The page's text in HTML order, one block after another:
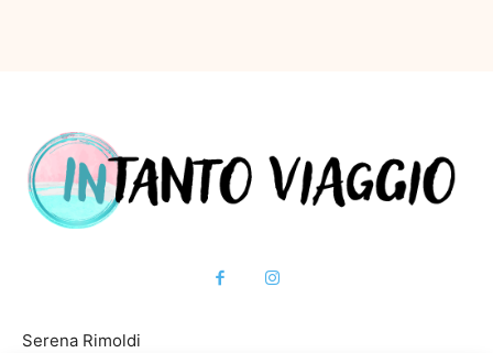
Serena Rimoldi